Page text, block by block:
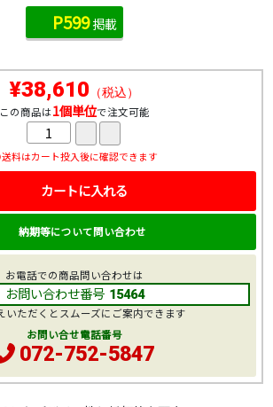
¥38,610 （税込）
この商品は1個単位で注文可能
送料はカート投入後に確認できます
カートに入れる
納期等について問い合わせ
お電話での商品問い合わせは
お問い合わせ番号 15464
いただくとスムーズにご案内できます
お問い合せ電話番号
072-752-5847
P599掲載